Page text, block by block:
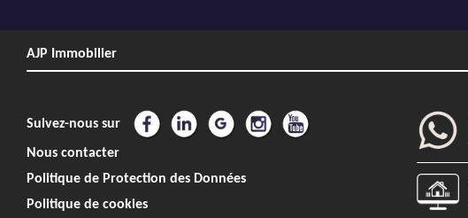
AJP Immobilier
Suivez-nous sur
Nous contacter
Politique de Protection des Données
Politique de cookies